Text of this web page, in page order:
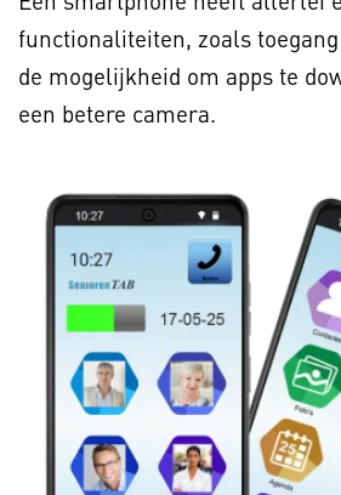
functionaliteiten, zoals
de mogelijkheid om apps te
een betere camera.